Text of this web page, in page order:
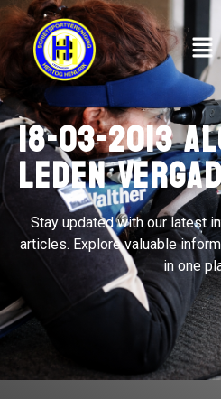
18-03-2013
Leden
Stay updated with our latest
articles. Explore valuable
in one